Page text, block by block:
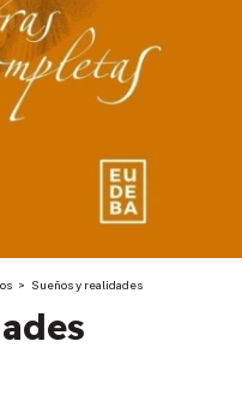
> Sueños y realidades